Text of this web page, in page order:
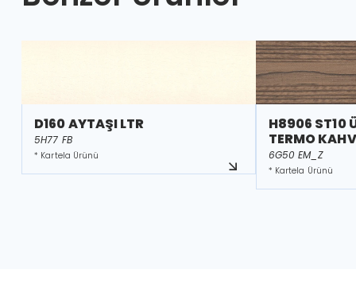
D160 AYTAŞI LTR
5H77 FB
* Kartela Ürünü
H8906 ST10
TERMO
6G50 EM_Z
* Kartela Ürünü